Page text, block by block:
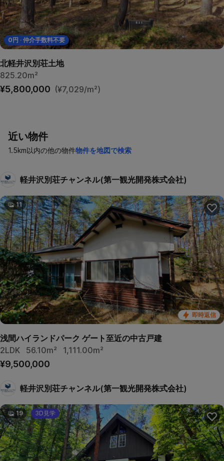
0 円 · 仲介手数料不要
北軽井沢別荘土地
825.20m²
¥5,800,000 (¥7,029/m²)
近い物件
1.5km以内の他の物件物件を地図で検索
軽井沢別荘チャンネル(第一観光開発株式会社)
即時返信
11
浅間ハイランドパーク ゲート至近の中古戸建
2LDK
56.10m² 1,111.00m²
¥9,500,000
軽井沢別荘チャンネル(第一観光開発株式会社)
19 3D見学